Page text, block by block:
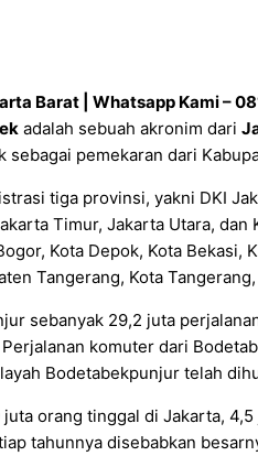
Barat | Whatsapp Kami –
adalah sebuah akronim dari
pemekaran dari
tiga provinsi, yakni DKI
Timur, Jakarta Utara,
Kota Depok, Kota
Tangerang, Kota
sebanyak 29,2 juta
komuter dari
Bodetabekpunjur telah
orang tinggal di Jakarta,
tahunnya disebabkan